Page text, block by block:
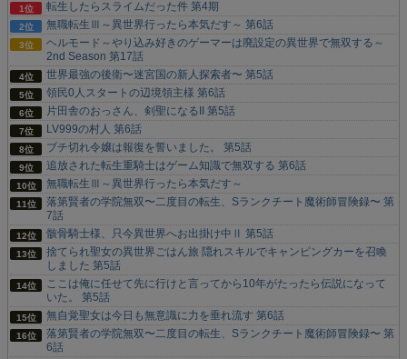
転生したらスライムだった件 第4期
無職転生Ⅲ～異世界行ったら本気だす～ 第6話
ヘルモード～やり込み好きのゲーマーは廃設定の異世界で無双する～
2nd Season 第17話
世界最強の後衛〜迷宮国の新人探索者〜 第5話
領民0人スタートの辺境領主様 第6話
片田舎のおっさん、剣聖になるII 第5話
LV999の村人 第6話
ブチ切れ令嬢は報復を誓いました。 第5話
追放された転生重騎士はゲーム知識で無双する 第6話
無職転生Ⅲ～異世界行ったら本気だす～
落第賢者の学院無双〜二度目の転生、Sランクチート魔術師冒険録〜 第
7話
骸骨騎士様、只今異世界へお出掛け中Ⅱ 第5話
捨てられ聖女の異世界ごはん旅 隠れスキルでキャンピングカーを召喚
しました 第5話
ここは俺に任せて先に行けと言ってから10年がたったら伝説になって
いた。 第5話
無自覚聖女は今日も無意識に力を垂れ流す 第6話
落第賢者の学院無双〜二度目の転生、Sランクチート魔術師冒険録〜 第
6話